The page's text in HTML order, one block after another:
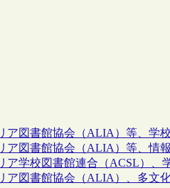
ア図書館協会（ALIA）等、学
ア図書館協会（ALIA）等、情
ア学校図書館連合（ACSL）、
ア図書館協会（ALIA）、多文